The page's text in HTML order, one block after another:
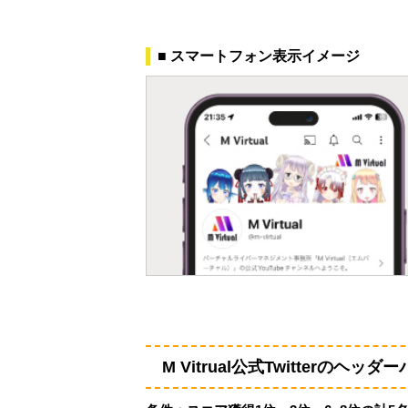
■ スマートフォン表示イメージ
M Vitrual公式Twitterのヘッダー